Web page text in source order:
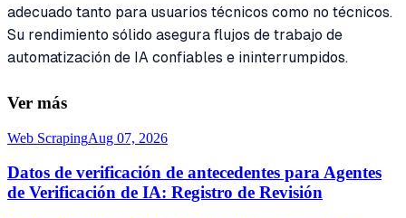
adecuado tanto para usuarios técnicos como no técnicos.
Su rendimiento sólido asegura flujos de trabajo de
automatización de IA confiables e ininterrumpidos.
Ver más
Web ScrapingAug 07, 2026
Datos de verificación de antecedentes para Agentes
de Verificación de IA: Registro de Revisión